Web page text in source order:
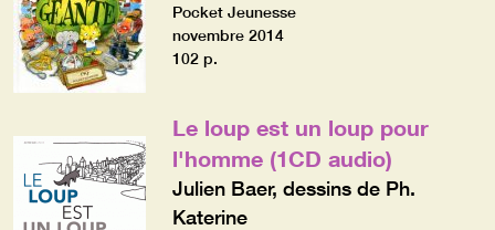
Pocket Jeunesse
novembre 2014
102 p.
Le loup est un loup pour
l'homme (1CD audio)
Julien Baer, dessins de Ph.
Katerine